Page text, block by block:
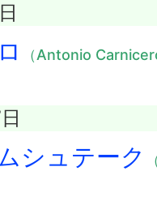
（Antonio
シュテーク